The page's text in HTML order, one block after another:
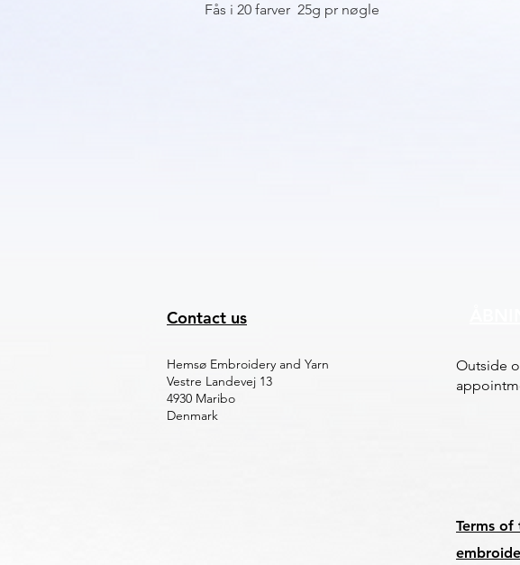
Fås i 20 farver 25g pr nøgle
Contact us
Hemsø Embroidery and Yarn
Vestre Landevej 13
4930 Maribo
Denmark
Outside
Terms